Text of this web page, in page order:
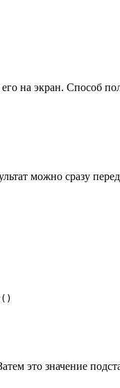
на экран. Способ
можно сразу
это значение